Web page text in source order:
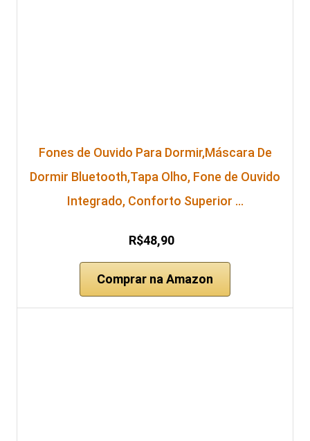
Fones de Ouvido Para Dormir,Máscara De
Dormir Bluetooth,Tapa Olho, Fone de Ouvido
Integrado, Conforto Superior …
R$48,90
Comprar na Amazon